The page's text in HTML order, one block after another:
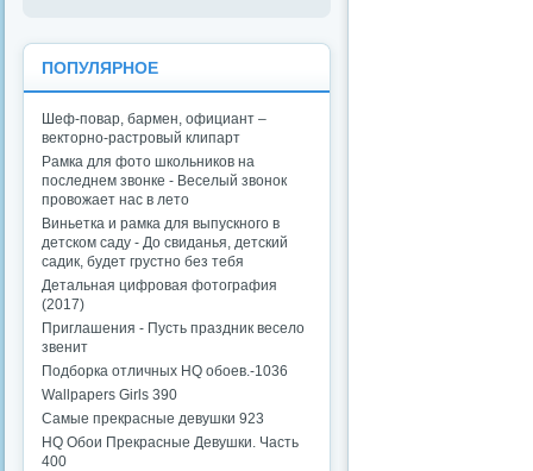
ПОПУЛЯРНОЕ
Шеф-повар, бармен, официант –
векторно-растровый клипарт
Рамка для фото школьников на
последнем звонке - Веселый звонок
провожает нас в лето
Виньетка и рамка для выпускного в
детском саду - До свиданья, детский
садик, будет грустно без тебя
Детальная цифровая фотография
(2017)
Приглашения - Пусть праздник весело
звенит
Подборка отличных HQ обоев.-1036
Wallpapers Girls 390
Самые прекрасные девушки 923
HQ Обои Прекрасные Девушки. Часть
400